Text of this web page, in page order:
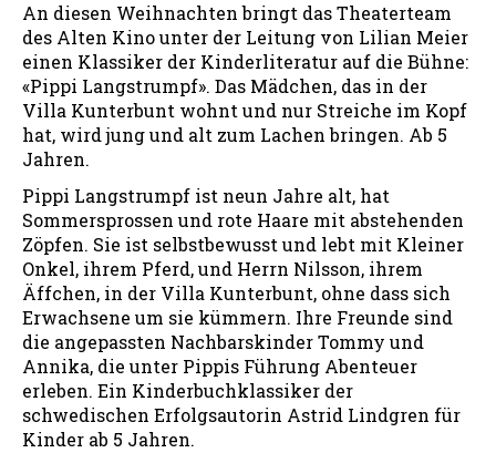
An diesen Weihnachten bringt das Theaterteam
des Alten Kino unter der Leitung von Lilian Meier
einen Klassiker der Kinderliteratur auf die Bühne:
«Pippi Langstrumpf». Das Mädchen, das in der
Villa Kunterbunt wohnt und nur Streiche im Kopf
hat, wird jung und alt zum Lachen bringen. Ab 5
Jahren.
Pippi Langstrumpf ist neun Jahre alt, hat
Sommersprossen und rote Haare mit abstehenden
Zöpfen. Sie ist selbstbewusst und lebt mit Kleiner
Onkel, ihrem Pferd, und Herrn Nilsson, ihrem
Äffchen, in der Villa Kunterbunt, ohne dass sich
Erwachsene um sie kümmern. Ihre Freunde sind
die angepassten Nachbarskinder Tommy und
Annika, die unter Pippis Führung Abenteuer
erleben. Ein Kinderbuchklassiker der
schwedischen Erfolgsautorin Astrid Lindgren für
Kinder ab 5 Jahren.